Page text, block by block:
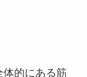
体的にある筋